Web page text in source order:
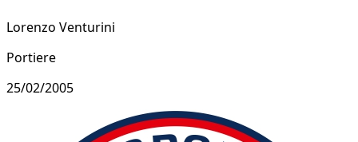
Lorenzo Venturini
Portiere
25/02/2005